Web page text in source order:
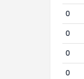
0
0
0
0